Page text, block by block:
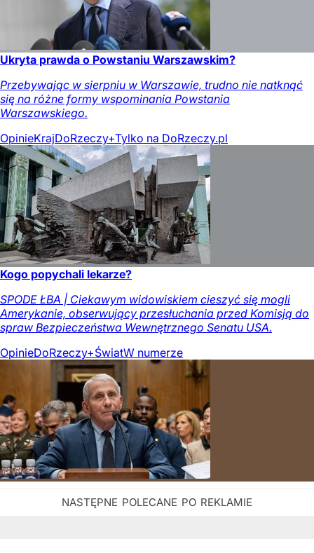
Ukryta prawda o Powstaniu Warszawskim?
Przebywając w sierpniu w Warszawie, trudno nie natknąć
się na różne formy wspominania Powstania
Warszawskiego.
OpinieKrajDoRzeczy+Tylko na DoRzeczy.pl
Kogo popychali lekarze?
SPODE ŁBA | Ciekawym widowiskiem cieszyć się mogli
Amerykanie, obserwujący przesłuchania przed Komisją do
spraw Bezpieczeństwa Wewnętrznego Senatu USA.
OpinieDoRzeczy+ŚwiatW numerze